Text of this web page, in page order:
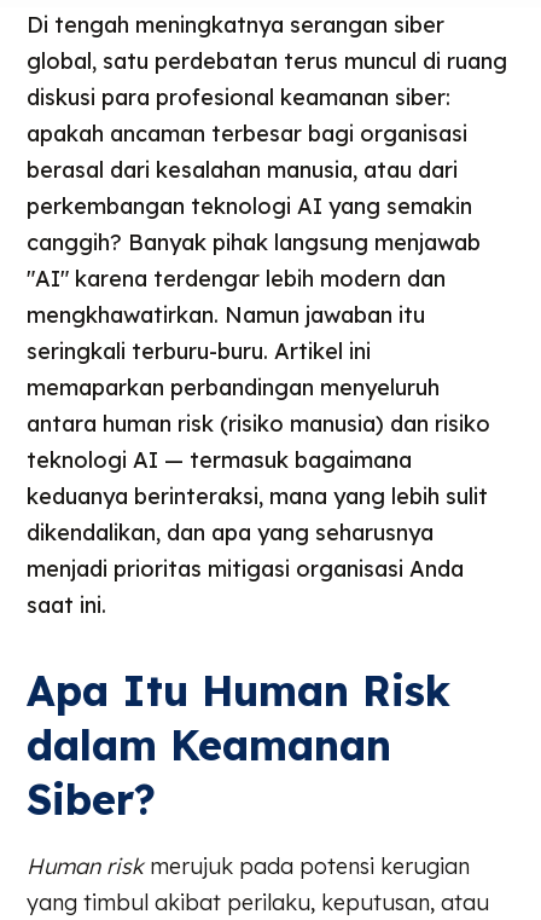
Di tengah meningkatnya serangan siber
global, satu perdebatan terus muncul di ruang
diskusi para profesional keamanan siber:
apakah ancaman terbesar bagi organisasi
berasal dari kesalahan manusia, atau dari
perkembangan teknologi AI yang semakin
canggih? Banyak pihak langsung menjawab
"AI" karena terdengar lebih modern dan
mengkhawatirkan. Namun jawaban itu
seringkali terburu-buru. Artikel ini
memaparkan perbandingan menyeluruh
antara human risk (risiko manusia) dan risiko
teknologi AI — termasuk bagaimana
keduanya berinteraksi, mana yang lebih sulit
dikendalikan, dan apa yang seharusnya
menjadi prioritas mitigasi organisasi Anda
saat ini.
Apa Itu Human Risk
dalam Keamanan
Siber?
Human riskmerujuk pada potensi kerugian
yang timbul akibat perilaku, keputusan, atau